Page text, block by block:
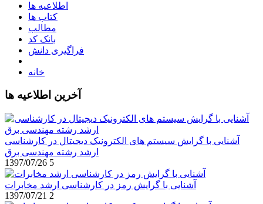
اطلاعیه ها
کتاب ها
مطالب
بانک کد
فراگیری دانش
خانه
آخرین اطلاعیه ها
آشنایی با گرایش سیستم های الکترونیک دیجیتال در کارشناسی
ارشد رشته مهندسی برق
1397/07/26 5
آشنایی با گرایش رمز در کارشناسی ارشد مخابرات
1397/07/21 2